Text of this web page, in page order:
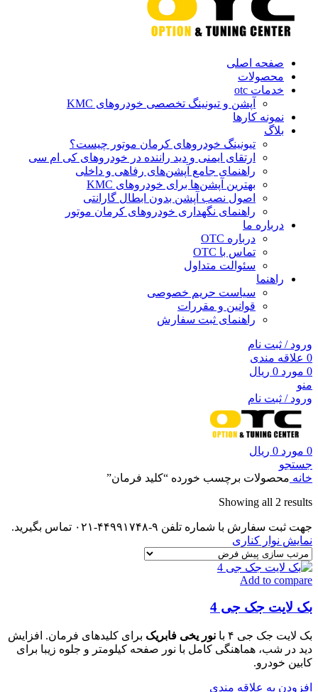
صفحه اصلی
محصولات
خدمات otc
آپشن و تیونینگ تخصصی خودروهای KMC
نمونه کارها
بلاگ
تیونینگ خودروهای کرمان موتور چیست؟
ارتقای ایمنی و دید راننده در خودروهای کی ام سی
راهنمای جامع آپشن‌های رفاهی و داخلی
بهترین آپشن‌ها برای خودروهای KMC
اصول نصب آپشن بدون ابطال گارانتی
راهنمای نگهداری خودروهای کرمان موتور
درباره ما
درباره OTC
تماس با OTC
سئوالت متداول
راهنما
سیاست حریم خصوصی
قوانین و مقررات
راهنمای ثبت سفارش
ورود / ثبت نام
0 علاقه مندی
0 مورد 0 ریال
منو
ورود / ثبت نام
0 مورد 0 ریال
جستجو
خانه محصولات برچسب خورده “کلید فرمان”
Showing all 2 results
جهت ثبت سفارش با شماره تلفن ۹-۴۴۹۹۱۷۴۸-۰۲۱ تماس بگیرید.
نمایش نوار کناری
Add to compare
بک لایت جک جی 4
بک لایت جک جی ۴ با نور یخی فابریک برای کلیدهای فرمان. افزایش
دید در شب، هماهنگی کامل با نور صفحه کیلومتر و جلوه زیبا برای
کابین خودرو.
افزودن به علاقه مندی